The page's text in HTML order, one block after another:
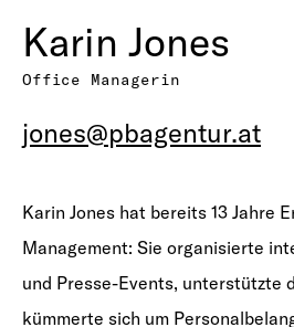
Karin Jones
Office Managerin
jones@pbagentur.at
Karin Jones hat bereits 13 Jahre
Management: Sie organisierte
und Presse-Events, unterstützte
kümmerte sich um